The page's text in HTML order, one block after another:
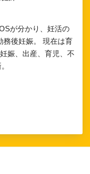
が分かり、妊活の
務後妊娠。 現在は育
娠、出産、育児、不